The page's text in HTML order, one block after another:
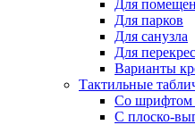
Для
Для парков
Для санузла
Для
Варианты
Тактильные
Со шрифтом
С плоско-